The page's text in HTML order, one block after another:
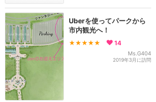
Uberを使ってパークから
市内観光へ！
★★★★★ 14
Ms.G404
2019年3月に訪問